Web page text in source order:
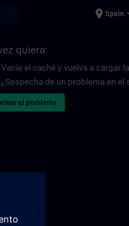
place Spain
quiera:
Vacíe el caché y vuelva a cargar
¿Sospecha de un problema en el
el problema